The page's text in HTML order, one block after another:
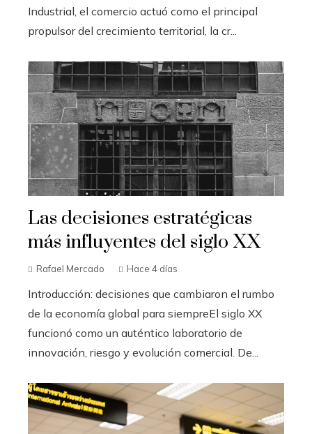
Industrial, el comercio actuó como el principal
propulsor del crecimiento territorial, la cr...
Las decisiones estratégicas
más influyentes del siglo XX
Rafael Mercado Hace 4 días
Introducción: decisiones que cambiaron el rumbo
de la economía global para siempreEl siglo XX
funcionó como un auténtico laboratorio de
innovación, riesgo y evolución comercial. De...